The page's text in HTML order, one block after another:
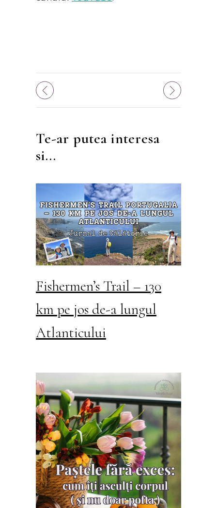
Te-ar putea interesa
si...
Fishermen’s Trail – 130
km pe jos de-a lungul
Atlanticului